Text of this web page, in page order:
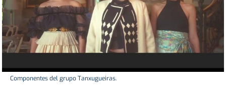
Componentes del grupo Tanxugueiras.